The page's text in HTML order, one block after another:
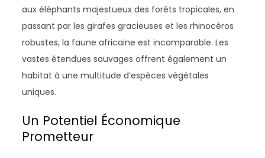
aux éléphants majestueux des forêts tropicales, en
passant par les girafes gracieuses et les rhinocéros
robustes, la faune africaine est incomparable. Les
vastes étendues sauvages offrent également un
habitat à une multitude d’espèces végétales
uniques.
Un Potentiel Économique
Prometteur